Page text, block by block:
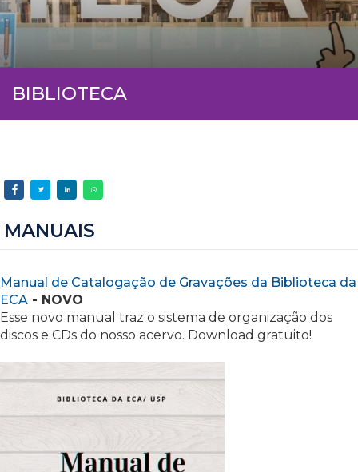
BIBLIOTECA
MANUAIS
Manual de Catalogação de Gravações da Biblioteca da
ECA - NOVO
Esse novo manual traz o sistema de organização dos
discos e CDs do nosso acervo. Download gratuito!